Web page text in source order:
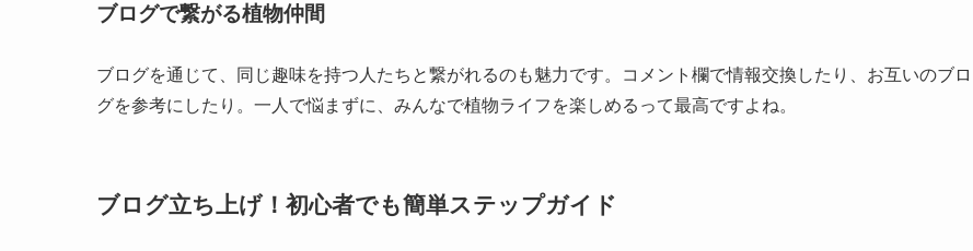
ブログで繋がる植物仲間
ブログを通じて、同じ趣味を持つ人たちと繋がれるのも魅力です。コメント欄で情報交換したり、お互いのブロ
グを参考にしたり。一人で悩まずに、みんなで植物ライフを楽しめるって最高ですよね。
ブログ立ち上げ！初心者でも簡単ステップガイド